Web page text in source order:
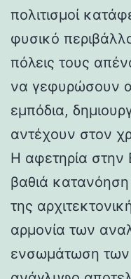
πολιτισμοί
φυσικό
πόλεις τους
να γεφυρώσουν
εμπόδια,
αντέχουν στον
Η αφετηρία στην
βαθιά
της
αρμονία των
ενσωμάτωση των